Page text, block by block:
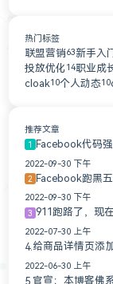
流量源
热门标签
联盟营销63新手入
投放优化 14职业成
cloak10个人动态10
推荐文章
1 Facebook代码
2022-09-30 下午
2 Facebook跑黑
2022-09-30 下午
3 911跑路了，现
2022-07-30 上午
4.给商品详情页添
2022-06-30 上午
5. 官宣：本博客佛